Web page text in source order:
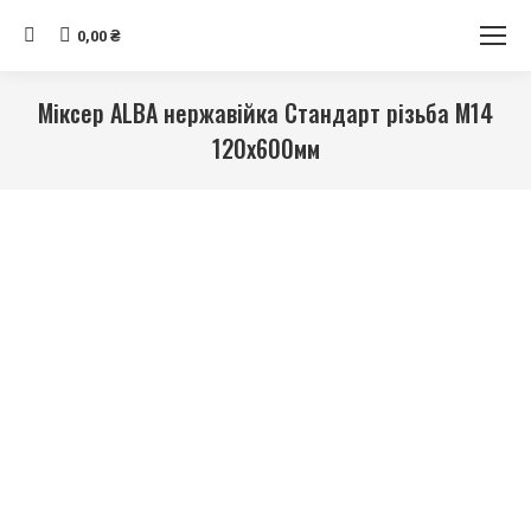
Search:0,00 ₴
Мiксер ALBA нержавійка Стандарт рiзьба М14
120х600мм